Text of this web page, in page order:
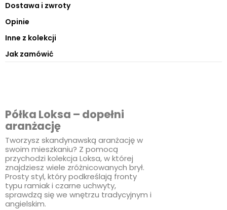
Dostawa i zwroty
Opinie
Inne z kolekcji
Jak zamówić
Półka Loksa – dopełni
aranżację
Tworzysz skandynawską aranżację w
swoim mieszkaniu? Z pomocą
przychodzi kolekcja Loksa, w której
znajdziesz wiele zróżnicowanych brył.
Prosty styl, który podkreślają fronty
typu ramiak i czarne uchwyty,
sprawdzą się we wnętrzu tradycyjnym i
angielskim.